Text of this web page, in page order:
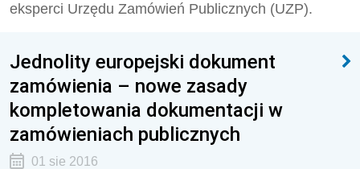
eksperci Urzędu Zamówień Publicznych (UZP).
Jednolity europejski dokument
zamówienia – nowe zasady
kompletowania dokumentacji w
zamówieniach publicznych
01 sie 2016